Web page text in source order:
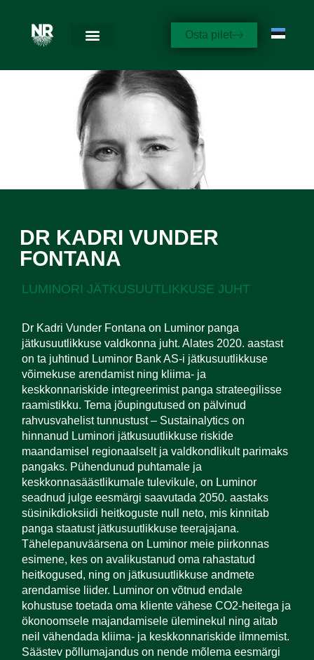
Osta pilet
DR KADRI VUNDER
FONTANA
LUMINORI JÄTKUSUUTLIKKUSE JUHT
Dr Kadri Vunder Fontana on Luminor panga
jätkusuutlikkuse valdkonna juht. Alates 2020. aastast
on ta juhtinud Luminor Bank AS-i jätkusuutlikkuse
võimekuse arendamist ning kliima- ja
keskkonnariskide integreerimist panga strateegilisse
raamistikku. Tema jõupingutused on pälvinud
rahvusvahelist tunnustust – Sustainalytics on
hinnanud Luminori jätkusuutlikkuse riskide
maandamisel regionaalselt ja valdkondlikult parimaks
pangaks. Pühendunud puhtamale ja
keskkonnasäästlikumale tulevikule, on Luminor
seadnud julge eesmärgi saavutada 2050. aastaks
süsinikdioksiidi heitkoguste null neto, mis kinnitab
panga staatust jätkusuutlikkuse teerajajana.
Tähelepanuväärsena on Luminor meie piirkonnas
esimene, kes on avalikustanud oma rahastatud
heitkogused, ning on jätkusuutlikkuse andmete
arendamise liider. Luminor on võtnud endale
kohustuse toetada oma kliente vähese CO2-heitega ja
ökonoomsele majandamisele üleminekul ning aitab
neil vähendada kliima- ja keskkonnariskide ilmnemist.
Säästev põllumajandus on nende mõlema eesmärgi